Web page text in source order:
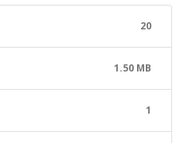
20
1.50 MB
1